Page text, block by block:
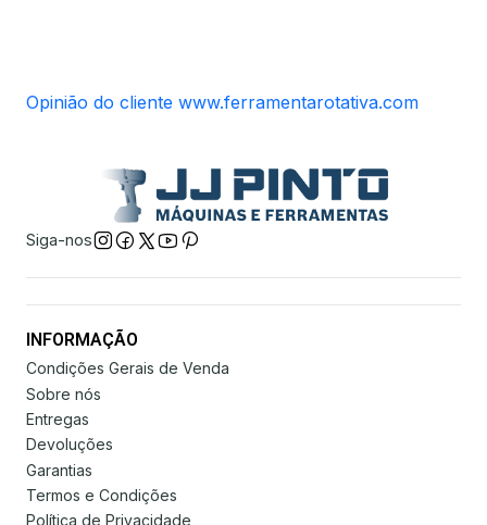
Opinião do cliente www.ferramentarotativa.com
Siga-nos
INFORMAÇÃO
Condições Gerais de Venda
Sobre nós
Entregas
Devoluções
Garantias
Termos e Condições
Política de Privacidade